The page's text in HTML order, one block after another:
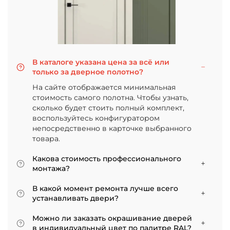
В каталоге указана цена за всё или
только за дверное полотно?
На сайте отображается минимальная
стоимость самого полотна. Чтобы узнать,
сколько будет стоить полный комплект,
воспользуйтесь конфигуратором
непосредственно в карточке выбранного
товара.
Какова стоимость профессионального
монтажа?
Итоговая сумма зависит от типа отделки
двери и габаритов проема. Минимальная
цена за установку стандартной двери с
покрытием «экошпон» начинается от 5000
рублей.
В какой момент ремонта лучше всего
устанавливать двери?
Мы советуем приступать к монтажу после
того, как уложено напольное покрытие. В
Можно ли заказать окрашивание дверей
в индивидуальный цвет по палитре RAL?